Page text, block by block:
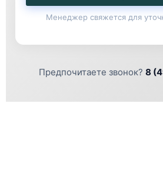
Менеджер свяжется для
Предпочитаете звонок? 8